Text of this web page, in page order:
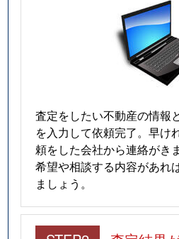
査定をしたい不動産の情報
を入力して依頼完了。早け
頼をした会社から連絡がきま
希望や相談する内容があれ
ましょう。